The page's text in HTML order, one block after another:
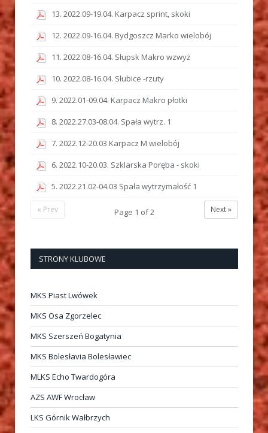
13. 2022.09-19.04. Karpacz sprint, skoki
12. 2022.09-16.04. Bydgoszcz Marko wielobój
11. 2022.08-16.04. Słupsk Makro wzwyż
10. 2022.08-16.04. Słubice -rzuty
9. 2022.01-09.04. Karpacz Makro płotki
8. 2022.27.03-08.04. Spała wytrz. 1
7. 2022.12-20.03 Karpacz M wielobój
6. 2022.10-20.03. Szklarska Poręba - skoki
5. 2022.21.02-04.03 Spała wytrzymałość 1
Next »
Page 1 of2
« Prev
STRONY KLUBOWE
MKS Piast Lwówek
MKS Osa Zgorzelec
MKS Szerszeń Bogatynia
MKS Bolesłavia Bolesławiec
MLKS Echo Twardogóra
AZS AWF Wrocław
LKS Górnik Wałbrzych